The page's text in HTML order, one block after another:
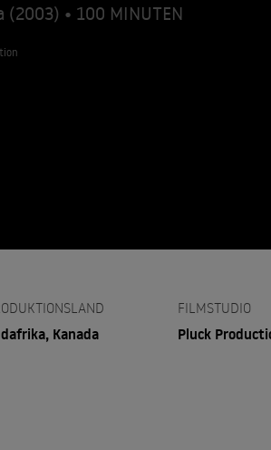
(2003) • 100 MINUTEN
Kanada
FILMSTUDIO
Pluck